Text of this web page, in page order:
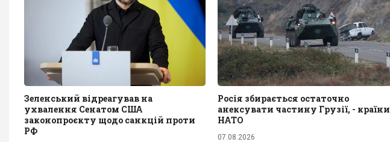
Зеленський відреагував на
ухвалення Сенатом США
законопроєкту щодо санкцій проти
РФ
Росія збирається остаточно
анексувати частину Грузії, - країни
НАТО
07.08.2026